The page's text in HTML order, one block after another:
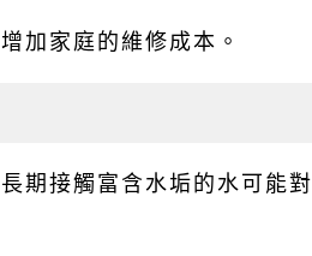
加家庭的維修成本。
期接觸富含水垢的水可能對